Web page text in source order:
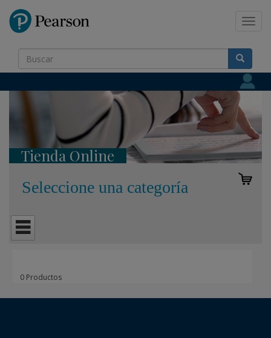
Tienda Online
Seleccione una categoría
0 Productos